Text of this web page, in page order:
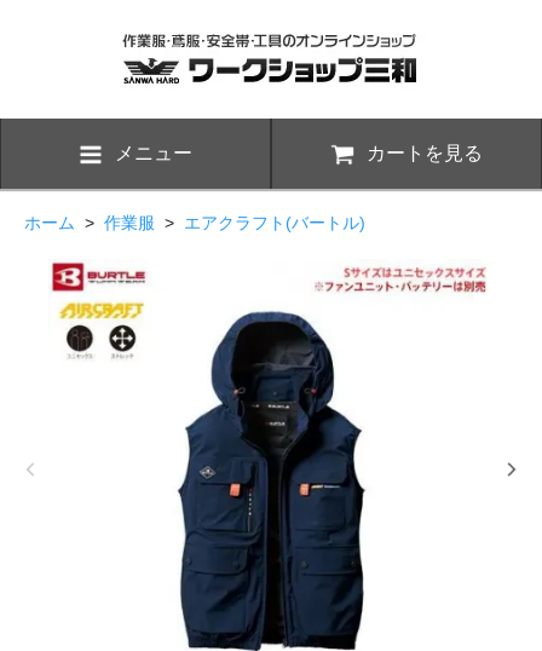
メニュー カートを見る
ホーム > 作業服 > エアクラフト(バートル)